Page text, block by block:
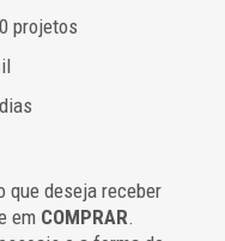
projetos
que deseja receber
em COMPRAR